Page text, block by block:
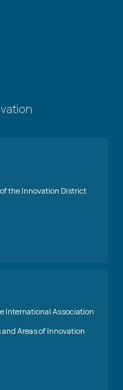
the Innovation District
International Association
Areas of Innovation